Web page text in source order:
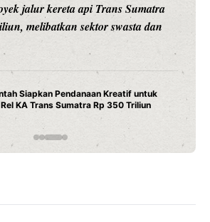
jalur kereta api Trans Sumatra
melibatkan sektor swasta dan
Siapkan Pendanaan Kreatif untuk
KA Trans Sumatra Rp 350 Triliun